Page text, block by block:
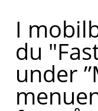
I
du
under